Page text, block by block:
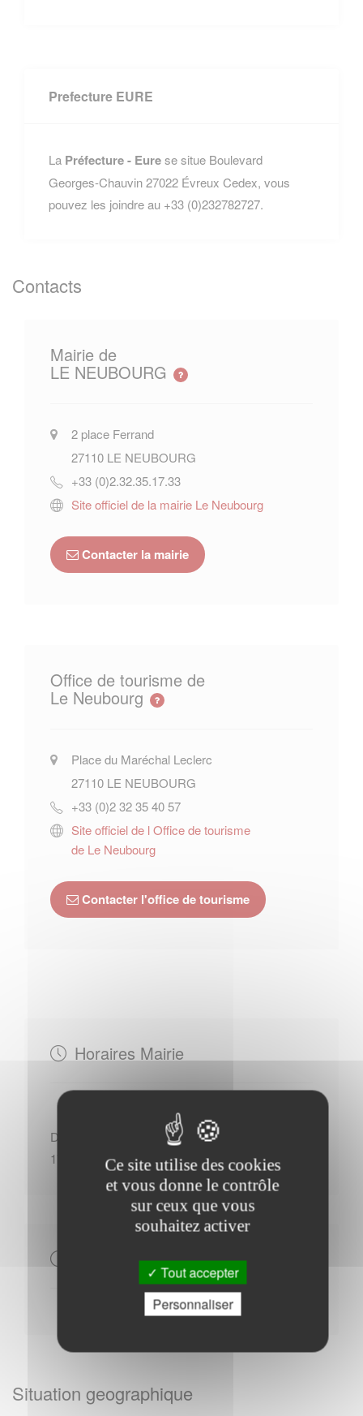
Prefecture EURE
La Préfecture - Eurese situe Boulevard
Georges-Chauvin 27022 Évreux Cedex, vous
pouvez les joindre au +33 (0)232782727.
Contacts
Mairie de
LE NEUBOURG
2 place Ferrand
27110 LE NEUBOURG
+33 (0)2.32.35.17.33
Site officiel de la mairie Le Neubourg
Contacter la mairie
Office de tourisme de
Le Neubourg
Place du Maréchal Leclerc
27110 LE NEUBOURG
+33 (0)2 32 35 40 57
Site officiel de l Office de tourisme
de Le Neubourg
Contacter l'office de tourisme
Horaires Mairie
Du Lundi au Vendredi : - 09h00 à 12h00 - 13h30 à
17h30
Situation geographique
Ce site utilise des cookies
et vous donne le contrôle
sur ceux que vous
souhaitez activer
Tout accepter
Personnaliser